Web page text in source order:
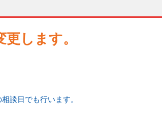
します。
談日でも行います。